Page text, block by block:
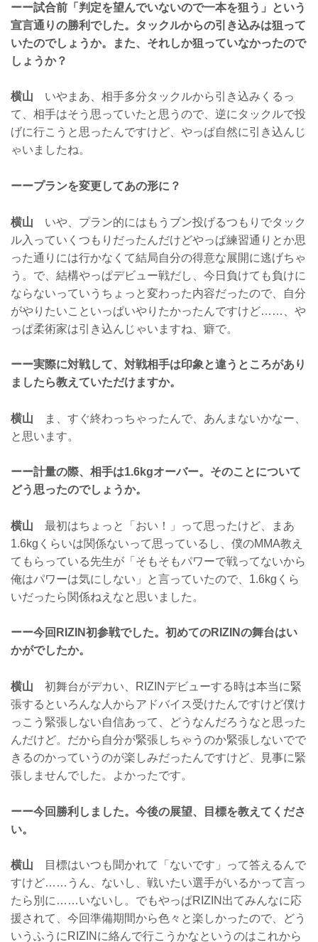
ーー試合前「判定を望んでいないので一本を狙う」という
宣言通りの勝利でした。タックルからの引き込みは狙って
いたのでしょうか。また、それしか狙っていなかったので
しょうか？
横山 いやまあ、相手多分タックルから引き込みくるっ
て、相手はそう思っていたと思うので、逆にタックルで投
げに行こうと思ったんですけど、やっぱ自然に引き込んじ
ゃいましたね。
ーープランを変更してあの形に？
横山 いや、プラン的にはもうブン投げるつもりでタック
ル入っていくつもりだったんだけどやっぱ練習通りとか思
った通りには行かなくて結局自分の得意な展開に逃げちゃ
う。で、結構やっぱデビュー戦だし、今日負けても負けに
ならないっていうちょっと変わった内容だったので、自分
がやりたいこといっぱいやりたかったんですけど……、や
っぱ柔術家は引き込んじゃいますね、癖で。
ーー実際に対戦して、対戦相手は印象と違うところがあり
ましたら教えていただけますか。
横山 ま、すぐ終わっちゃったんで、あんまないかなー、
と思います。
ーー計量の際、相手は1.6kgオーバー。そのことについて
どう思ったのでしょうか。
横山 最初はちょっと「おい！」って思ったけど、まあ
1.6kgくらいは関係ないって思っているし、僕のMMA教え
てもらっている先生が「そもそもパワーで戦ってないから
俺はパワーは気にしない」と言っていたので、1.6kgくら
いだったら関係ねえなと思いました。
ーー今回RIZIN初参戦でした。初めてのRIZINの舞台はい
かがでしたか。
横山 初舞台がデカい、RIZINデビューする時は本当に緊
張するといろんな人からアドバイス受けたんですけど僕け
っこう緊張しない自信あって、どうなんだろうなと思った
んだけど。だから自分が緊張しちゃうのか緊張しないでで
きるのかっていうのが楽しみだったんですけど、見事に緊
張しませんでした。よかったです。
ーー今回勝利しました。今後の展望、目標を教えてくださ
い。
横山 目標はいつも聞かれて「ないです」って答えるんで
すけど……うん、ないし、戦いたい選手がいるかって言っ
たら別に……いないし。でもやっぱRIZIN出てみんなに応
援されて、今回準備期間から色々と楽しかったので、どう
いうふうにRIZINに絡んで行こうかなというのはこれから